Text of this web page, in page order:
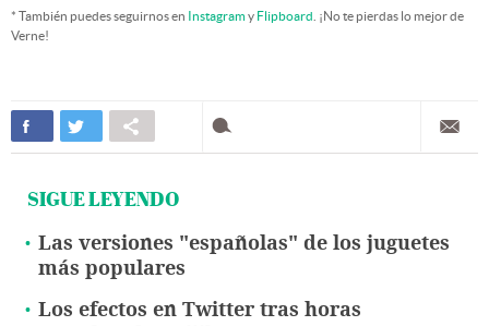
* También puedes seguirnos en Instagramy Flipboard . ¡No te pierdas lo mejor de
Verne!
SIGUE LEYENDO
Las versiones "españolas" de los juguetes
más populares
Los efectos en Twitter tras horas